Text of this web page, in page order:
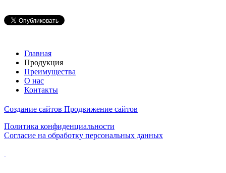
Главная
Продукция
Преимущества
О нас
Контакты
Создание сайтов Продвижение сайтов
Политика конфиденциальности
Согласие на обработку персональных данных